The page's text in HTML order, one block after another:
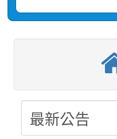
學年度第
結果(第
【甄選結
學年度第
結果(第3
【甄選結
學年度
結果(第4
【甄選
學年度第
結果(第12
轉知：桃
賽及師生
轉知：「